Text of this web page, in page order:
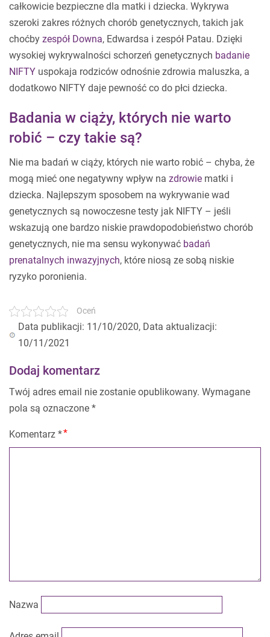
całkowicie bezpieczne dla matki i dziecka. Wykrywa
szeroki zakres różnych chorób genetycznych, takich jak
choćby zespół Downa, Edwardsa i zespół Patau. Dzięki
wysokiej wykrywalności schorzeń genetycznych badanie
NIFTY uspokaja rodziców odnośnie zdrowia maluszka, a
dodatkowo NIFTY daje pewność co do płci dziecka.
Badania w ciąży, których nie warto
robić – czy takie są?
Nie ma badań w ciąży, których nie warto robić – chyba, że
mogą mieć one negatywny wpływ na zdrowie matki i
dziecka. Najlepszym sposobem na wykrywanie wad
genetycznych są nowoczesne testy jak NIFTY – jeśli
wskazują one bardzo niskie prawdopodobieństwo chorób
genetycznych, nie ma sensu wykonywać badań
prenatalnych inwazyjnych, które niosą ze sobą niskie
ryzyko poronienia.
Oceń
Data publikacji: 11/10/2020, Data aktualizacji:
10/11/2021
Dodaj komentarz
Twój adres email nie zostanie opublikowany. Wymagane
pola są oznaczone *
Komentarz *
Nazwa